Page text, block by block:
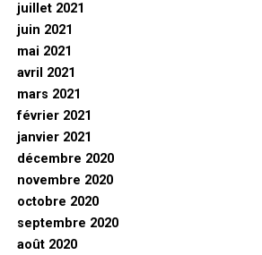
juillet 2021
juin 2021
mai 2021
avril 2021
mars 2021
février 2021
janvier 2021
décembre 2020
novembre 2020
octobre 2020
septembre 2020
août 2020